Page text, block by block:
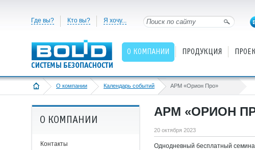
Где вы? Кто вы? Я хочу...
О КОМПАНИИ ПРОДУКЦИЯ
О компании Календарь событий АРМ «Орион Про»
О КОМПАНИИ
Контакты
АРМ «ОРИОН
20 октября 2023
Однодневный бесплатный